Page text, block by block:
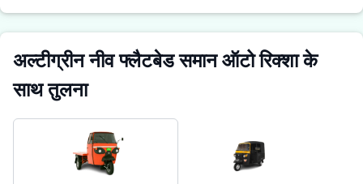
अल्टीग्रीन नीव फ्लैटबेड समान ऑटो रिक्शा के
साथ तुलना